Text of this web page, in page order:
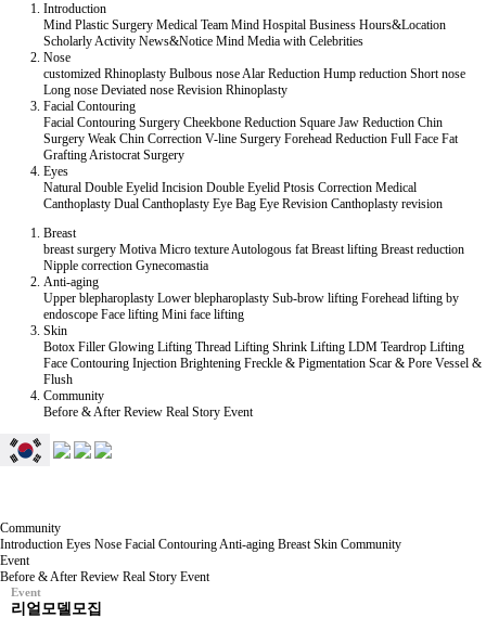
Introduction
Mind Plastic Surgery Medical Team Mind Hospital Business Hours&Location
Scholarly Activity News&Notice Mind Media with Celebrities
Nose
customized Rhinoplasty Bulbous noseAlar Reduction Hump reduction Short nose
Long nose Deviated nose Revision Rhinoplasty
Facial Contouring
Facial Contouring Surgery Cheekbone Reduction Square Jaw Reduction Chin
Surgery Weak Chin Correction V-line Surgery Forehead Reduction Full Face Fat
GraftingAristocrat Surgery
Eyes
Natural Double Eyelid Incision Double Eyelid Ptosis Correction Medical
Canthoplasty Dual Canthoplasty Eye Bag Eye Revision Canthoplasty revision
Breast
breast surgery Motiva Micro textureAutologous fat Breast lifting Breast reduction
Nipple correction Gynecomastia
Anti-aging
Upper blepharoplasty Lower blepharoplasty Sub-brow lifting Forehead lifting by
endoscope Face lifting Mini face lifting
Skin
Botox Filler Glowing Lifting Thread Lifting Shrink Lifting LDM Teardrop Lifting
Face Contouring Injection Brightening Freckle & Pigmentation Scar & Pore Vessel &
Flush
Community
Before & After Review Real Story Event
Community
Introduction Eyes Nose Facial ContouringAnti-aging Breast Skin Community
Event
Before & After Review Real Story Event
Event
리얼모델모집